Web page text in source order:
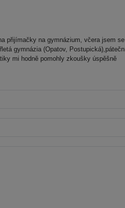
přijímačky na gymnázium, včera jsem se
gymnázia (Opatov,
mi hodně pomohly zkoušky úspěšně